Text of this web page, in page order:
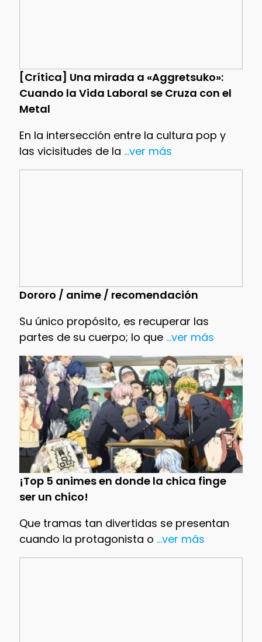
[Crítica] Una mirada a «Aggretsuko»:
Cuando la Vida Laboral se Cruza con el
Metal
En la intersección entre la cultura pop y
las vicisitudes de la ...ver más
Dororo / anime / recomendación
Su único propósito, es recuperar las
partes de su cuerpo; lo que...ver más
¡Top 5 animes en donde la chica finge
ser un chico!
Que tramas tan divertidas se presentan
cuando la protagonista o ...ver más